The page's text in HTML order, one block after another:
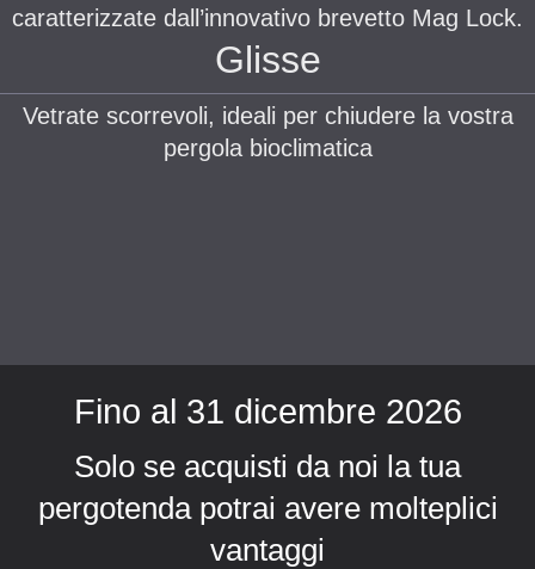
caratterizzate dall’innovativo brevetto Mag Lock.
Glisse
Vetrate scorrevoli, ideali per chiudere la vostra
pergola bioclimatica
Fino al 31 dicembre 2026
Solo se acquisti da noi la tua
pergotenda potrai avere molteplici
vantaggi